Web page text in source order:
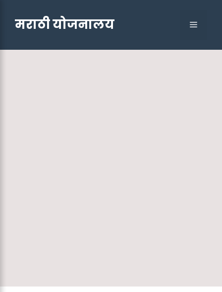
contentमराठी योजनालय Menu